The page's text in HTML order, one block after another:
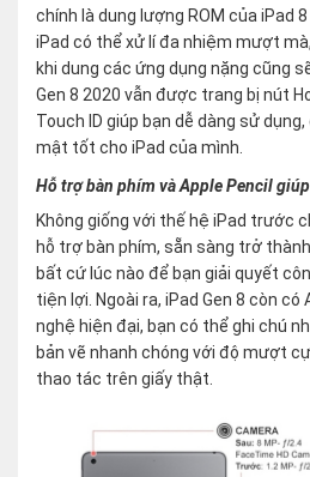
chính là dung lượng ROM của iPad
iPad có thể xử lí đa nhiệm mượt
khi dung các ứng dụng nặng cũng
Gen 8 2020 vẫn được trang bị nút
Touch ID giúp bạn dễ dàng sử
mật tốt cho iPad của mình.
Hỗ trợ bàn phím và Apple Pencil
Không giống với thế hệ iPad trước
hỗ trợ bàn phím, sẵn sàng trở
bất cứ lúc nào để bạn giải quyết
tiện lợi. Ngoài ra, iPad Gen 8 còn có
nghệ hiện đại, bạn có thể ghi chú
bản vẽ nhanh chóng với độ mượt
thao tác trên giấy thật.